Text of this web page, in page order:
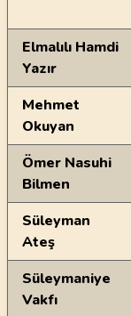
Elmalılı Hamdi
Yazır
Mehmet
Okuyan
Ömer Nasuhi
Bilmen
Süleyman
Ateş
Süleymaniye
Vakfı